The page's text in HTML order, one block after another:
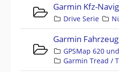
Garmin Kfz-
Drive Serie
Garmin
GPSMap 620
Garmin Tread /